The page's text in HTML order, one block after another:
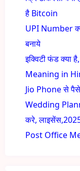
है Bitcoin
UPI Number
बनाये
इक्विटी फंड क्या
Meaning in
Jio Phone से
Wedding
करे,
Post Office